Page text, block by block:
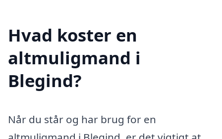
Hvad koster en
altmuligmand i
Blegind?
Når du står og har brug for en